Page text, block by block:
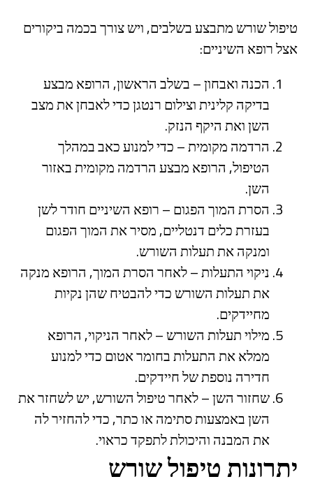
טיפול שורש מתבצע בשלבים, ויש צורך בכמה ביקורים
אצל רופא השיניים:
הכנה ואבחון – בשלב הראשון, הרופא מבצע
בדיקה קלינית וצילום רנטגן כדי לאבחן את מצב
השן ואת היקף הנזק.
הרדמה מקומית – כדי למנוע כאב במהלך
הטיפול, הרופא מבצע הרדמה מקומית באזור
השן.
הסרת המוך הפגום – רופא השיניים חודר לשן
בעזרת כלים דנטליים, מסיר את המוך הפגום
ומנקה את תעלות השורש.
ניקוי התעלות – לאחר הסרת המוך, הרופא מנקה
את תעלות השורש כדי להבטיח שהן נקיות
מחיידקים.
מילוי תעלות השורש – לאחר הניקוי, הרופא
ממלא את התעלות בחומר אטום כדי למנוע
חדירה נוספת של חיידקים.
שחזור השן – לאחר טיפול השורש, יש לשחזר את
השן באמצעות סתימה או כתר, כדי להחזיר לה
את המבנה והיכולת לתפקד כראוי.
יתרונות טיפול שורש